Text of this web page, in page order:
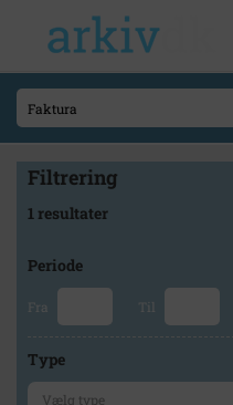
Filtrering
1 resultater
Periode
Fra Til
Type